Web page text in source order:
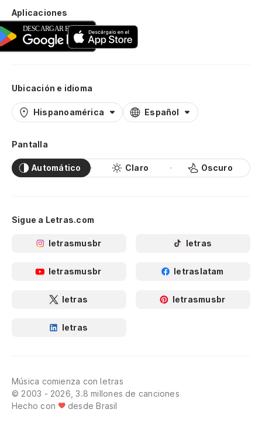
Aplicaciones
Ubicación e idioma
Hispanoamérica Español
Pantalla
Automático Claro Oscuro
Sigue a Letras.com
letrasmusbr letras
letrasmusbr letraslatam
letras letrasmusbr
letras
Música comienza con letras
© 2003 - 2026, 3.8 millones de canciones
Hecho con
desde Brasil